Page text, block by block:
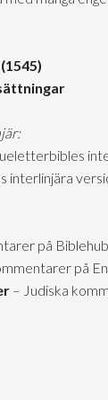
interlinjära
på Biblehub
på
– Judiska